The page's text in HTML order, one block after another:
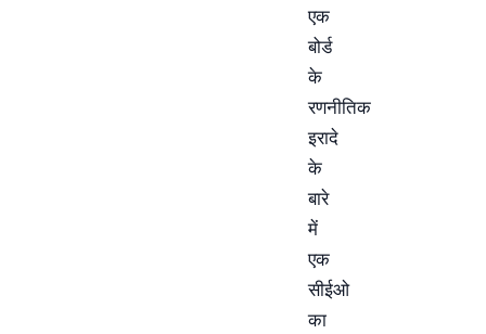
एक
बोर्ड
के
रणनीतिक
इरादे
के
बारे
में
एक
सीईओ
का